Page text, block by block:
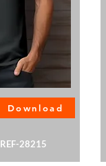
Download
REF-28215